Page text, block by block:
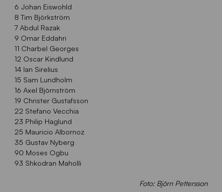
6 Johan Eiswohld
8 Tim Björkström
7 Abdul Razak
9 Omar Eddahri
11 Charbel Georges
12 Oscar Kindlund
14 Ian Sirelius
15 Sam Lundholm
16 Axel Björnström
19 Christer Gustafsson
22 Stefano Vecchia
23 Philip Haglund
25 Mauricio Albornoz
35 Gustav Nyberg
90 Moses Ogbu
93 Shkodran Maholli
Foto: Björn Pettersson